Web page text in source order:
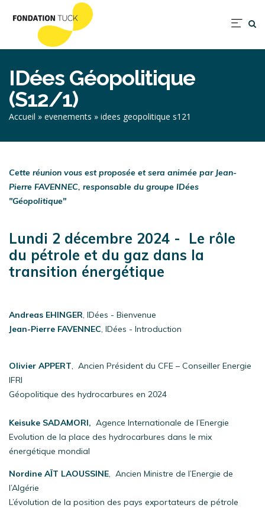
principal
IDées Géopolitique
(S12/1)
Fil
d'Ariane
Accueil evenements idees geopolitique s121
Cette réunion vous est proposée et sera animée par Jean-
Pierre FAVENNEC, responsable du groupe IDées
"Géopolitique"
Lundi 2 décembre 2024 - Le rôle
du pétrole et du gaz dans la
transition énergétique
Andreas EHINGER, IDées - Bienvenue
Jean-Pierre FAVENNEC, IDées - Introduction
Olivier APPERT, Ancien Président du CFE – Conseiller Energie
IFRI
Géopolitique des hydrocarbures en 2024
Keisuke SADAMORI, Agence Internationale de l’Energie
Evolution de la place des hydrocarbures dans le mix
énergétique mondial
Nordine AÏT LAOUSSINE, Ancien Ministre de l’Energie de
l’Algérie
L’évolution de la position des pays exportateurs de pétrole